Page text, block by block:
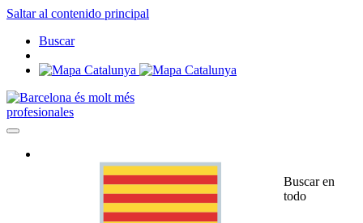
Saltar al contenido principal
Buscar
profesionales
Buscar en
todo